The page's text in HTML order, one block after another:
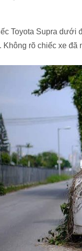
Toyota Supra dưới
Không rõ chiếc xe